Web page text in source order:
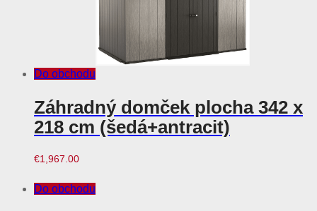
Do obchodu
Záhradný domček plocha 342 x
218 cm (šedá+antracit)
€1,967.00
Do obchodu